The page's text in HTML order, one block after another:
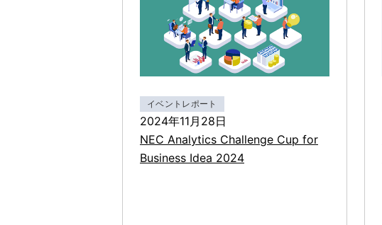
イベントレポート
2024年11月28日
NEC Analytics Challenge Cup for
Business Idea 2024